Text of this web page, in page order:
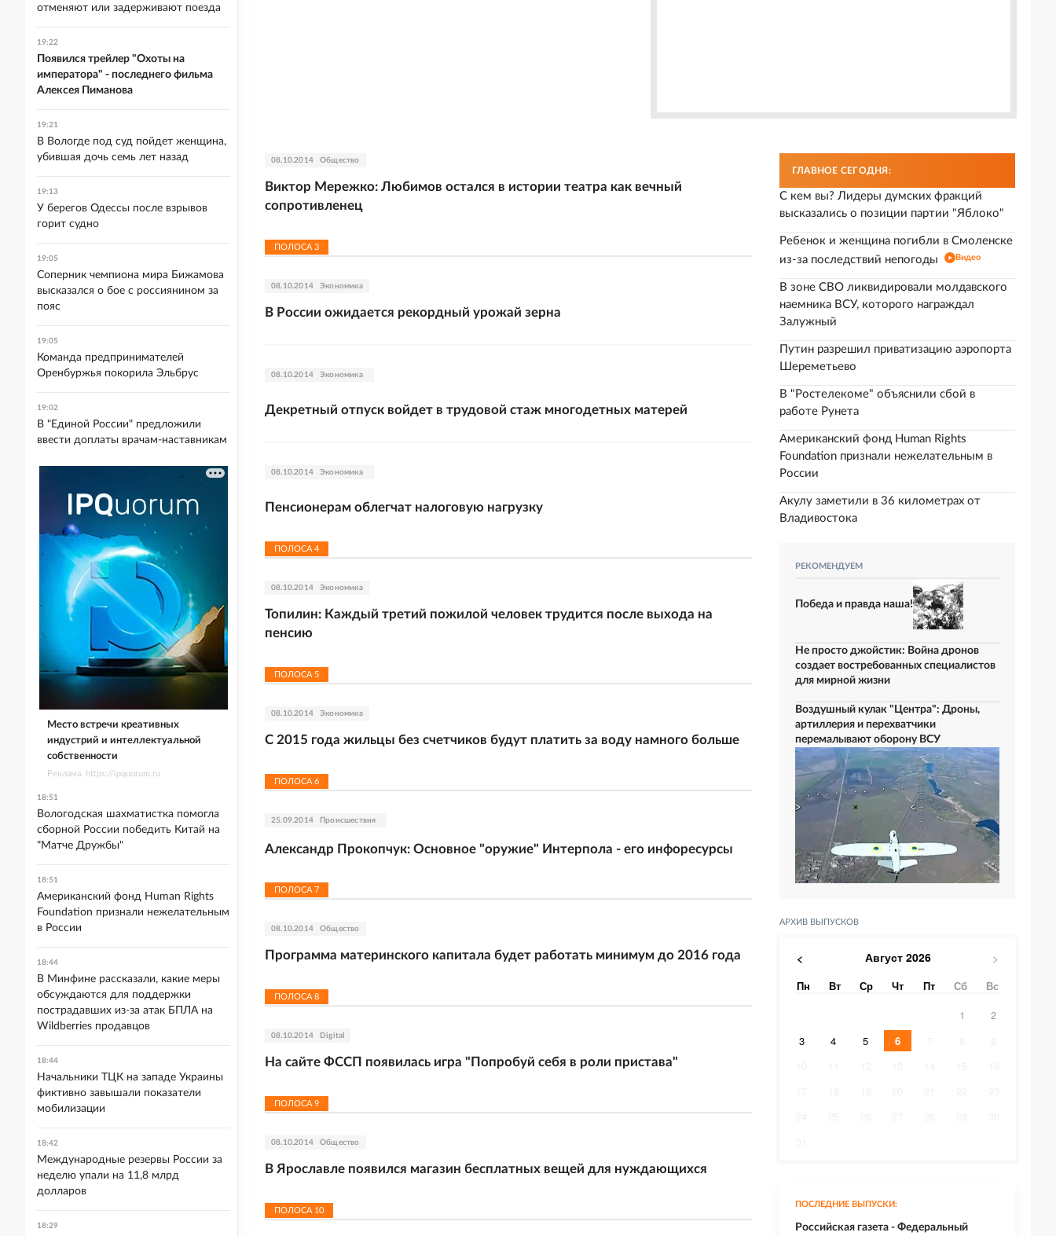
08.10.2014 Общество
Виктор Мережко: Любимов остался в истории театра как вечный
сопротивленец
ПОЛОСА 3
08.10.2014 Экономика
В России ожидается рекордный урожай зерна
08.10.2014 Экономика
Декретный отпуск войдет в трудовой стаж многодетных матерей
08.10.2014 Экономика
Пенсионерам облегчат налоговую нагрузку
ПОЛОСА 4
08.10.2014 Экономика
Топилин: Каждый третий пожилой человек трудится после выхода на
пенсию
ПОЛОСА 5
08.10.2014 Экономика
С 2015 года жильцы без счетчиков будут платить за воду намного больше
ПОЛОСА 6
25.09.2014 Происшествия
Александр Прокопчук: Основное "оружие" Интерпола - его инфоресурсы
ПОЛОСА 7
08.10.2014 Общество
Программа материнского капитала будет работать минимум до 2016 года
ПОЛОСА 8
08.10.2014 Digital
На сайте ФССП появилась игра "Попробуй себя в роли пристава"
ПОЛОСА 9
08.10.2014 Общество
В Ярославле появился магазин бесплатных вещей для нуждающихся
ПОЛОСА 10
ГЛАВНОЕ СЕГОДНЯ:
С кем вы? Лидеры думских фракций
высказались о позиции партии "Яблоко"
Ребенок и женщина погибли в Смоленске
из-за последствий непогоды
Видео
В зоне СВО ликвидировали молдавского
наемника ВСУ, которого награждал
Залужный
Путин разрешил приватизацию аэропорта
Шереметьево
В "Ростелекоме" объяснили сбой в
работе Рунета
Американский фонд Human Rights
Foundation признали нежелательным в
России
Акулу заметили в 36 километрах от
Владивостока
РЕКОМЕНДУЕМ
Победа и правда наша!
Не просто джойстик: Война дронов
создает востребованных специалистов
для мирной жизни
Воздушный кулак "Центра": Дроны,
артиллерия и перехватчики
перемалывают оборону ВСУ
АРХИВ ВЫПУСКОВ
< Август 2026 >
Пн Вт Ср Чт Пт Сб
Вс
1
2
3
4 5 6
ПОСЛЕДНИЕ ВЫПУСКИ:
Российская газета - Федеральный
отменяют или задерживают поезда
19:22
Появился трейлер "Охоты на
императора" - последнего фильма
Алексея Пиманова
19:21
В Вологде под суд пойдет женщина,
убившая дочь семь лет назад
19:13
У берегов Одессы после взрывов
горит судно
19:05
Соперник чемпиона мира Бижамова
высказался о бое с россиянином за
пояс
19:05
Команда предпринимателей
Оренбуржья покорила Эльбрус
19:02
В "Единой России" предложили
ввести доплаты врачам-наставникам
Место встречи креативных
индустрий и интеллектуальной
собственности
Реклама. https://ipquorum.ru
18:51
Вологодская шахматистка помогла
сборной России победить Китай на
"Матче Дружбы"
18:51
Американский фонд Human Rights
Foundation признали нежелательным
в России
18:44
В Минфине рассказали, какие меры
обсуждаются для поддержки
пострадавших из-за атак БПЛА на
Wildberries продавцов
18:44
Начальники ТЦК на западе Украины
фиктивно завышали показатели
мобилизации
18:42
Международные резервы России за
неделю упали на 11,8 млрд
долларов
18:29